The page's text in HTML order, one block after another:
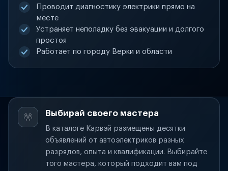
Проводит диагностику электрики прямо на
месте
Устраняет неполадку без эвакуации и долгого
простоя
Работает по городу Верки и области
Выбирай своего мастера
В каталоге Карвэй размещены десятки
объявлений от автоэлектриков разных
разрядов, опыта и квалификации. Выбирайте
того мастера, который подходит вам под